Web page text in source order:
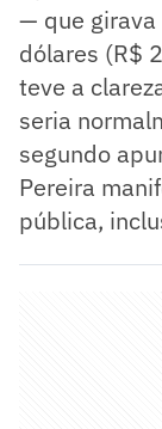
— que girava
dólares (R$
teve a
seria
segundo
Pereira
pública,